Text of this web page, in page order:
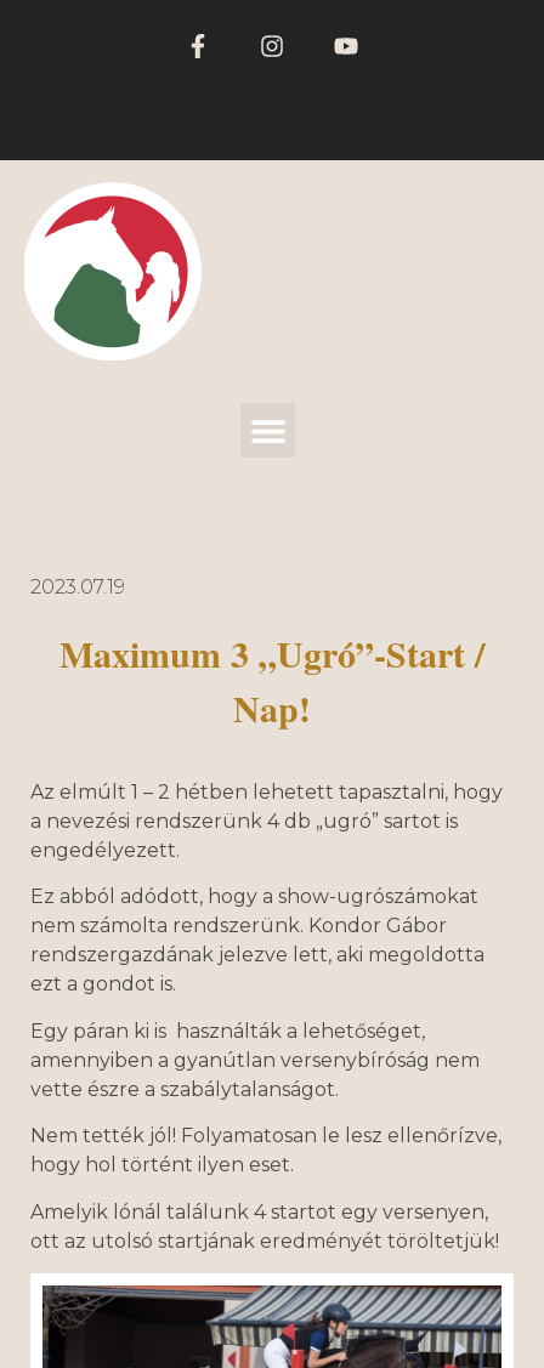
2023.07.19
Maximum 3 „ugró”-Start /
Nap!
Az elmúlt 1 – 2 hétben lehetett tapasztalni, hogy
a nevezési rendszerünk 4 db „ugró” sartot is
engedélyezett.
Ez abból adódott, hogy a show-ugrószámokat
nem számolta rendszerünk. Kondor Gábor
rendszergazdának jelezve lett, aki megoldotta
ezt a gondot is.
Egy páran ki is használták a lehetőséget,
amennyiben a gyanútlan versenybíróság nem
vette észre a szabálytalanságot.
Nem tették jól! Folyamatosan le lesz ellenőrízve,
hogy hol történt ilyen eset.
Amelyik lónál találunk 4 startot egy versenyen,
ott az utolsó startjának eredményét töröltetjük!